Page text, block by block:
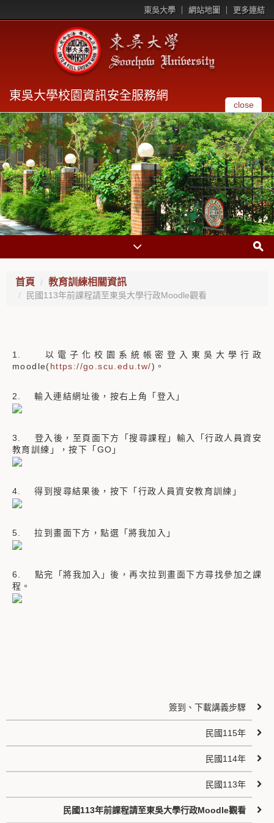
東吳大學 網站地圖 更多連結
東吳大學校園資訊安全服務網
close
首頁 教育訓練相關資訊
民國113年前課程請至東吳大學行政Moodle觀看
1. 以電子化校園系統帳密登入東吳大學行政
moodle(https://go.scu.edu.tw/)。
2. 輸入連結網址後，按右上角「登入」
3. 登入後，至頁面下方「搜尋課程」輸入「行政人員資安
教育訓練」，按下「GO」
4. 得到搜尋結果後，按下「行政人員資安教育訓練」
5. 拉到畫面下方，點選「將我加入」
6. 點完「將我加入」後，再次拉到畫面下方尋找參加之課
程。
簽到、下載講義步驟
民國115年
民國114年
民國113年
民國113年前課程請至東吳大學行政Moodle觀看